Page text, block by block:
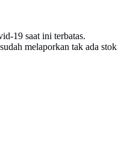
19 saat ini terbatas.
melaporkan tak ada stok